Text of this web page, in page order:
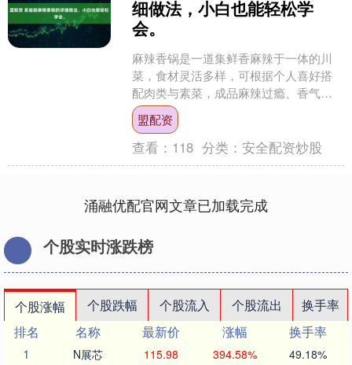
细做法，小白也能轻松学
会。
麻辣香锅是一道集鲜香麻辣于一体的川
菜，食材灵活多样，可根据个人喜好搭
配肉类与素菜，成品麻辣过瘾、香气扑
鼻，是家庭聚餐的热门菜品。以下是家
庭版麻辣香锅的详细做法，....
盟配资
查看： 118 分类：安全配资炒股
涌融优配官网文章已加载完成
个股实时涨跌榜
个股涨幅 个股跌幅 个股流入 个股流出
换手率
排名
名称 最新价 涨幅
换手率
1
N展芯 115.98 394.58% 49.18%